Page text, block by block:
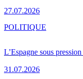
27.07.2026
L’Espagne sous
31.07.2026
POLITIQUE